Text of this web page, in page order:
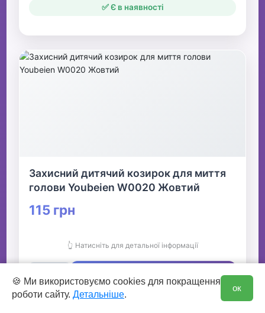
✅ Є в наявності
Захисний дитячий козирок для миття
голови Youbeien W0020 Жовтий
115 грн
👆 Натисніть для детальної інформації
🍪 Ми використовуємо cookies для покращення
роботи сайту. Детальніше.
ок
0